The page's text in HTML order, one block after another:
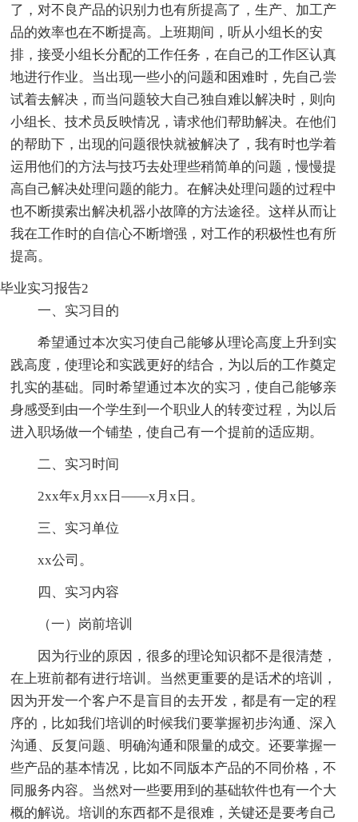
了，对不良产品的识别力也有所提高了，生产、加工产
品的效率也在不断提高。上班期间，听从小组长的安
排，接受小组长分配的工作任务，在自己的工作区认真
地进行作业。当出现一些小的问题和困难时，先自己尝
试着去解决，而当问题较大自己独自难以解决时，则向
小组长、技术员反映情况，请求他们帮助解决。在他们
的帮助下，出现的问题很快就被解决了，我有时也学着
运用他们的方法与技巧去处理些稍简单的问题，慢慢提
高自己解决处理问题的能力。在解决处理问题的过程中
也不断摸索出解决机器小故障的方法途径。这样从而让
我在工作时的自信心不断增强，对工作的积极性也有所
提高。
毕业实习报告2
一、实习目的
希望通过本次实习使自己能够从理论高度上升到实
践高度，使理论和实践更好的结合，为以后的工作奠定
扎实的基础。同时希望通过本次的实习，使自己能够亲
身感受到由一个学生到一个职业人的转变过程，为以后
进入职场做一个铺垫，使自己有一个提前的适应期。
二、实习时间
2xx年x月xx日——x月x日。
三、实习单位
xx公司。
四、实习内容
（一）岗前培训
因为行业的原因，很多的理论知识都不是很清楚，
在上班前都有进行培训。当然更重要的是话术的培训，
因为开发一个客户不是盲目的去开发，都是有一定的程
序的，比如我们培训的时候我们要掌握初步沟通、深入
沟通、反复问题、明确沟通和限量的成交。还要掌握一
些产品的基本情况，比如不同版本产品的不同价格，不
同服务内容。当然对一些要用到的基础软件也有一个大
概的解说。培训的东西都不是很难，关键还是要考自己